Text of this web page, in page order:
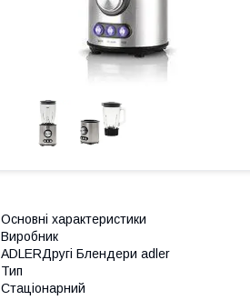
Основні характеристики
Виробник
ADLERДругі Блендери adler
Тип
Стаціонарний